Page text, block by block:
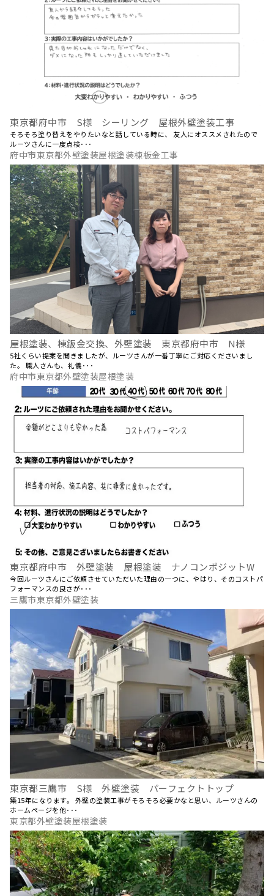
東京都府中市 S様 シーリング 屋根外壁塗装工事
そろそろ塗り替えをやりたいなと話している時に、 友人にオススメされたので
ルーツさんに一度点検･･･
府中市東京都外壁塗装屋根塗装棟板金工事
屋根塗装、棟鈑金交換、外壁塗装 東京都府中市 N様
5社くらい提案を聞きましたが、ルーツさんが一番丁寧にご対応くださいまし
た。 職人さんも、礼儀･･･
府中市東京都外壁塗装屋根塗装
東京都府中市 外壁塗装 屋根塗装 ナノコンポジットW
今回ルーツさんにご依頼させていただいた理由の一つに、やはり、そのコストパ
フォーマンスの良さが･･･
三鷹市東京都外壁塗装
東京都三鷹市 S様 外壁塗装 パーフェクトトップ
築15年になります。 外壁の塗装工事がそろそろ必要かなと思い、ルーツさんの
ホームページを他･･･
東京都外壁塗装屋根塗装